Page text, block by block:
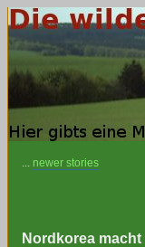
... newer stories
Nordkorea